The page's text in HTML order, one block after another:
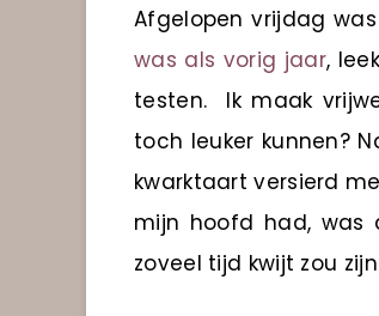
Afgelopen vrijdag
was als vorig jaar,
testen. Ik maak
toch leuker kunnen?
kwarktaart versierd
mijn hoofd had, was
zoveel tijd kwijt zou